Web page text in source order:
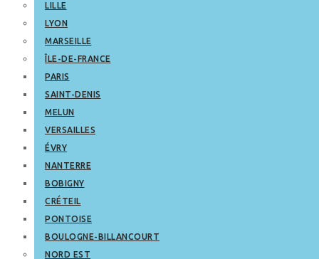
LILLE
LYON
MARSEILLE
ÎLE-DE-FRANCE
PARIS
SAINT-DENIS
MELUN
VERSAILLES
ÉVRY
NANTERRE
BOBIGNY
CRÉTEIL
PONTOISE
BOULOGNE-BILLANCOURT
NORD EST